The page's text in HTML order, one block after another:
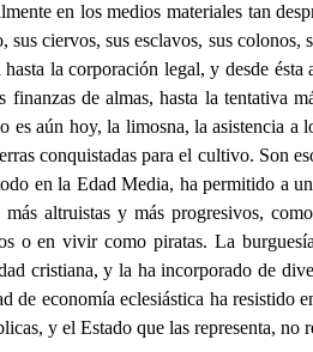
en los medios materiales tan
ciervos, sus esclavos, sus
la corporación legal, y desde
de almas, hasta la tentativa
aún hoy, la limosna, la asistencia
conquistadas para el cultivo. Son
en la Edad Media, ha permitido a
altruistas y más progresivos,
o en vivir como piratas. La
cristiana, y la ha incorporado de
economía eclesiástica ha resistido
y el Estado que las representa,